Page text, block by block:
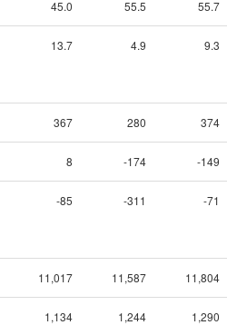
45.0 55.5 55.7
13.7 4.9 9.3
367 280 374
8 -174 -149
-85 -311 -71
11,017 11,587 11,804
1,134 1,244 1,290